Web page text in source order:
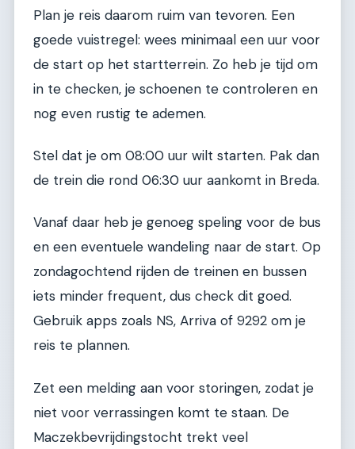
Plan je reis daarom ruim van tevoren. Een
goede vuistregel: wees minimaal een uur voor
de start op het startterrein. Zo heb je tijd om
in te checken, je schoenen te controleren en
nog even rustig te ademen.
Stel dat je om 08:00 uur wilt starten. Pak dan
de trein die rond 06:30 uur aankomt in Breda.
Vanaf daar heb je genoeg speling voor de bus
en een eventuele wandeling naar de start. Op
zondagochtend rijden de treinen en bussen
iets minder frequent, dus check dit goed.
Gebruik apps zoals NS, Arriva of 9292 om je
reis te plannen.
Zet een melding aan voor storingen, zodat je
niet voor verrassingen komt te staan. De
Maczekbevrijdingstocht trekt veel